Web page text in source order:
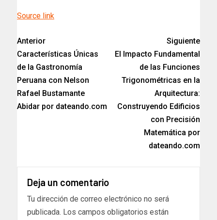
Source link
Anterior
Características Únicas
de la Gastronomía
Peruana con Nelson
Rafael Bustamante
Abidar por dateando.com
Siguiente
El Impacto Fundamental
de las Funciones
Trigonométricas en la
Arquitectura:
Construyendo Edificios
con Precisión
Matemática por
dateando.com
Deja un comentario
Tu dirección de correo electrónico no será
publicada. Los campos obligatorios están